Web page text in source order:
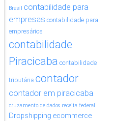
Brasil
contabilidade para
empresas contabilidade para
empresários
contabilidade
Piracicaba contabilidade
tributária contador
contador em piracicaba
cruzamento de dados receita federal
Dropshipping ecommerce